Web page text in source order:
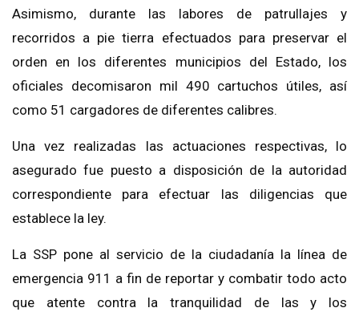
Asimismo, durante las labores de patrullajes y
recorridos a pie tierra efectuados para preservar el
orden en los diferentes municipios del Estado, los
oficiales decomisaron mil 490 cartuchos útiles, así
como 51 cargadores de diferentes calibres.
Una vez realizadas las actuaciones respectivas, lo
asegurado fue puesto a disposición de la autoridad
correspondiente para efectuar las diligencias que
establece la ley.
La SSP pone al servicio de la ciudadanía la línea de
emergencia 911 a fin de reportar y combatir todo acto
que atente contra la tranquilidad de las y los